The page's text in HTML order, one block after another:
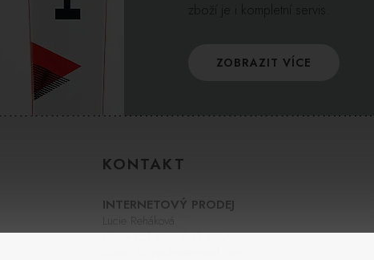
zboží je i kompletní servis.
ZOBRAZIT VÍCE
KONTAKT
INTERNETOVÝ PRODEJ
Lucie Reháková
t.č.:+421 903 691 202